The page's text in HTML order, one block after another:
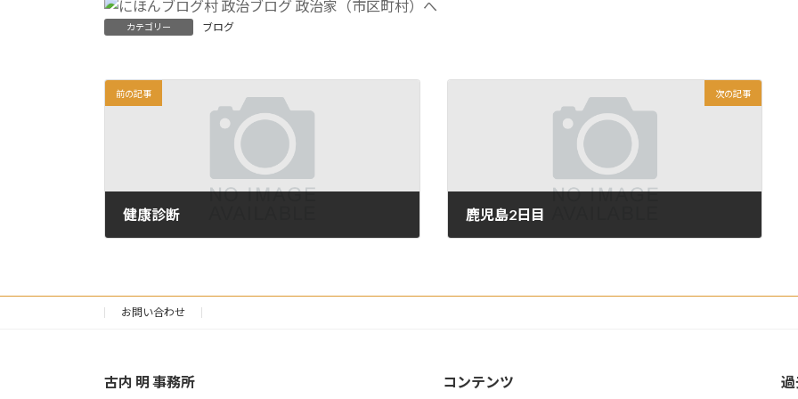
カテゴリー ブログ
前の記事
健康診断
次の記事
鹿児島2日目
お問い合わせ
古内 明 事務所 コンテンツ